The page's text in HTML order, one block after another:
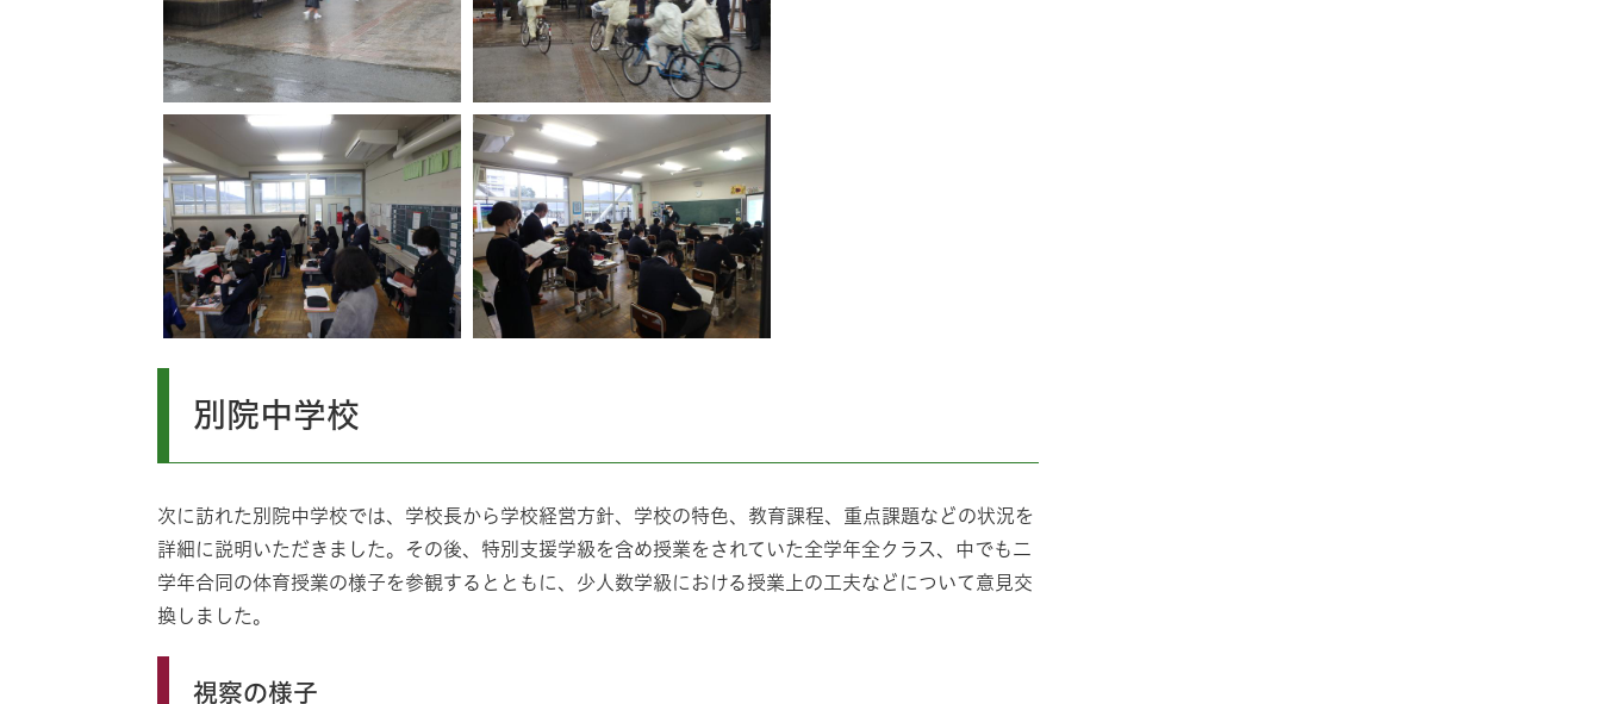
別院中学校
次に訪れた別院中学校では、学校長から学校経営方針、学校の特色、教育課程、重点課題などの状況を
詳細に説明いただきました。その後、特別支援学級を含め授業をされていた全学年全クラス、中でも二
学年合同の体育授業の様子を参観するとともに、少人数学級における授業上の工夫などについて意見交
換しました。
視察の様子